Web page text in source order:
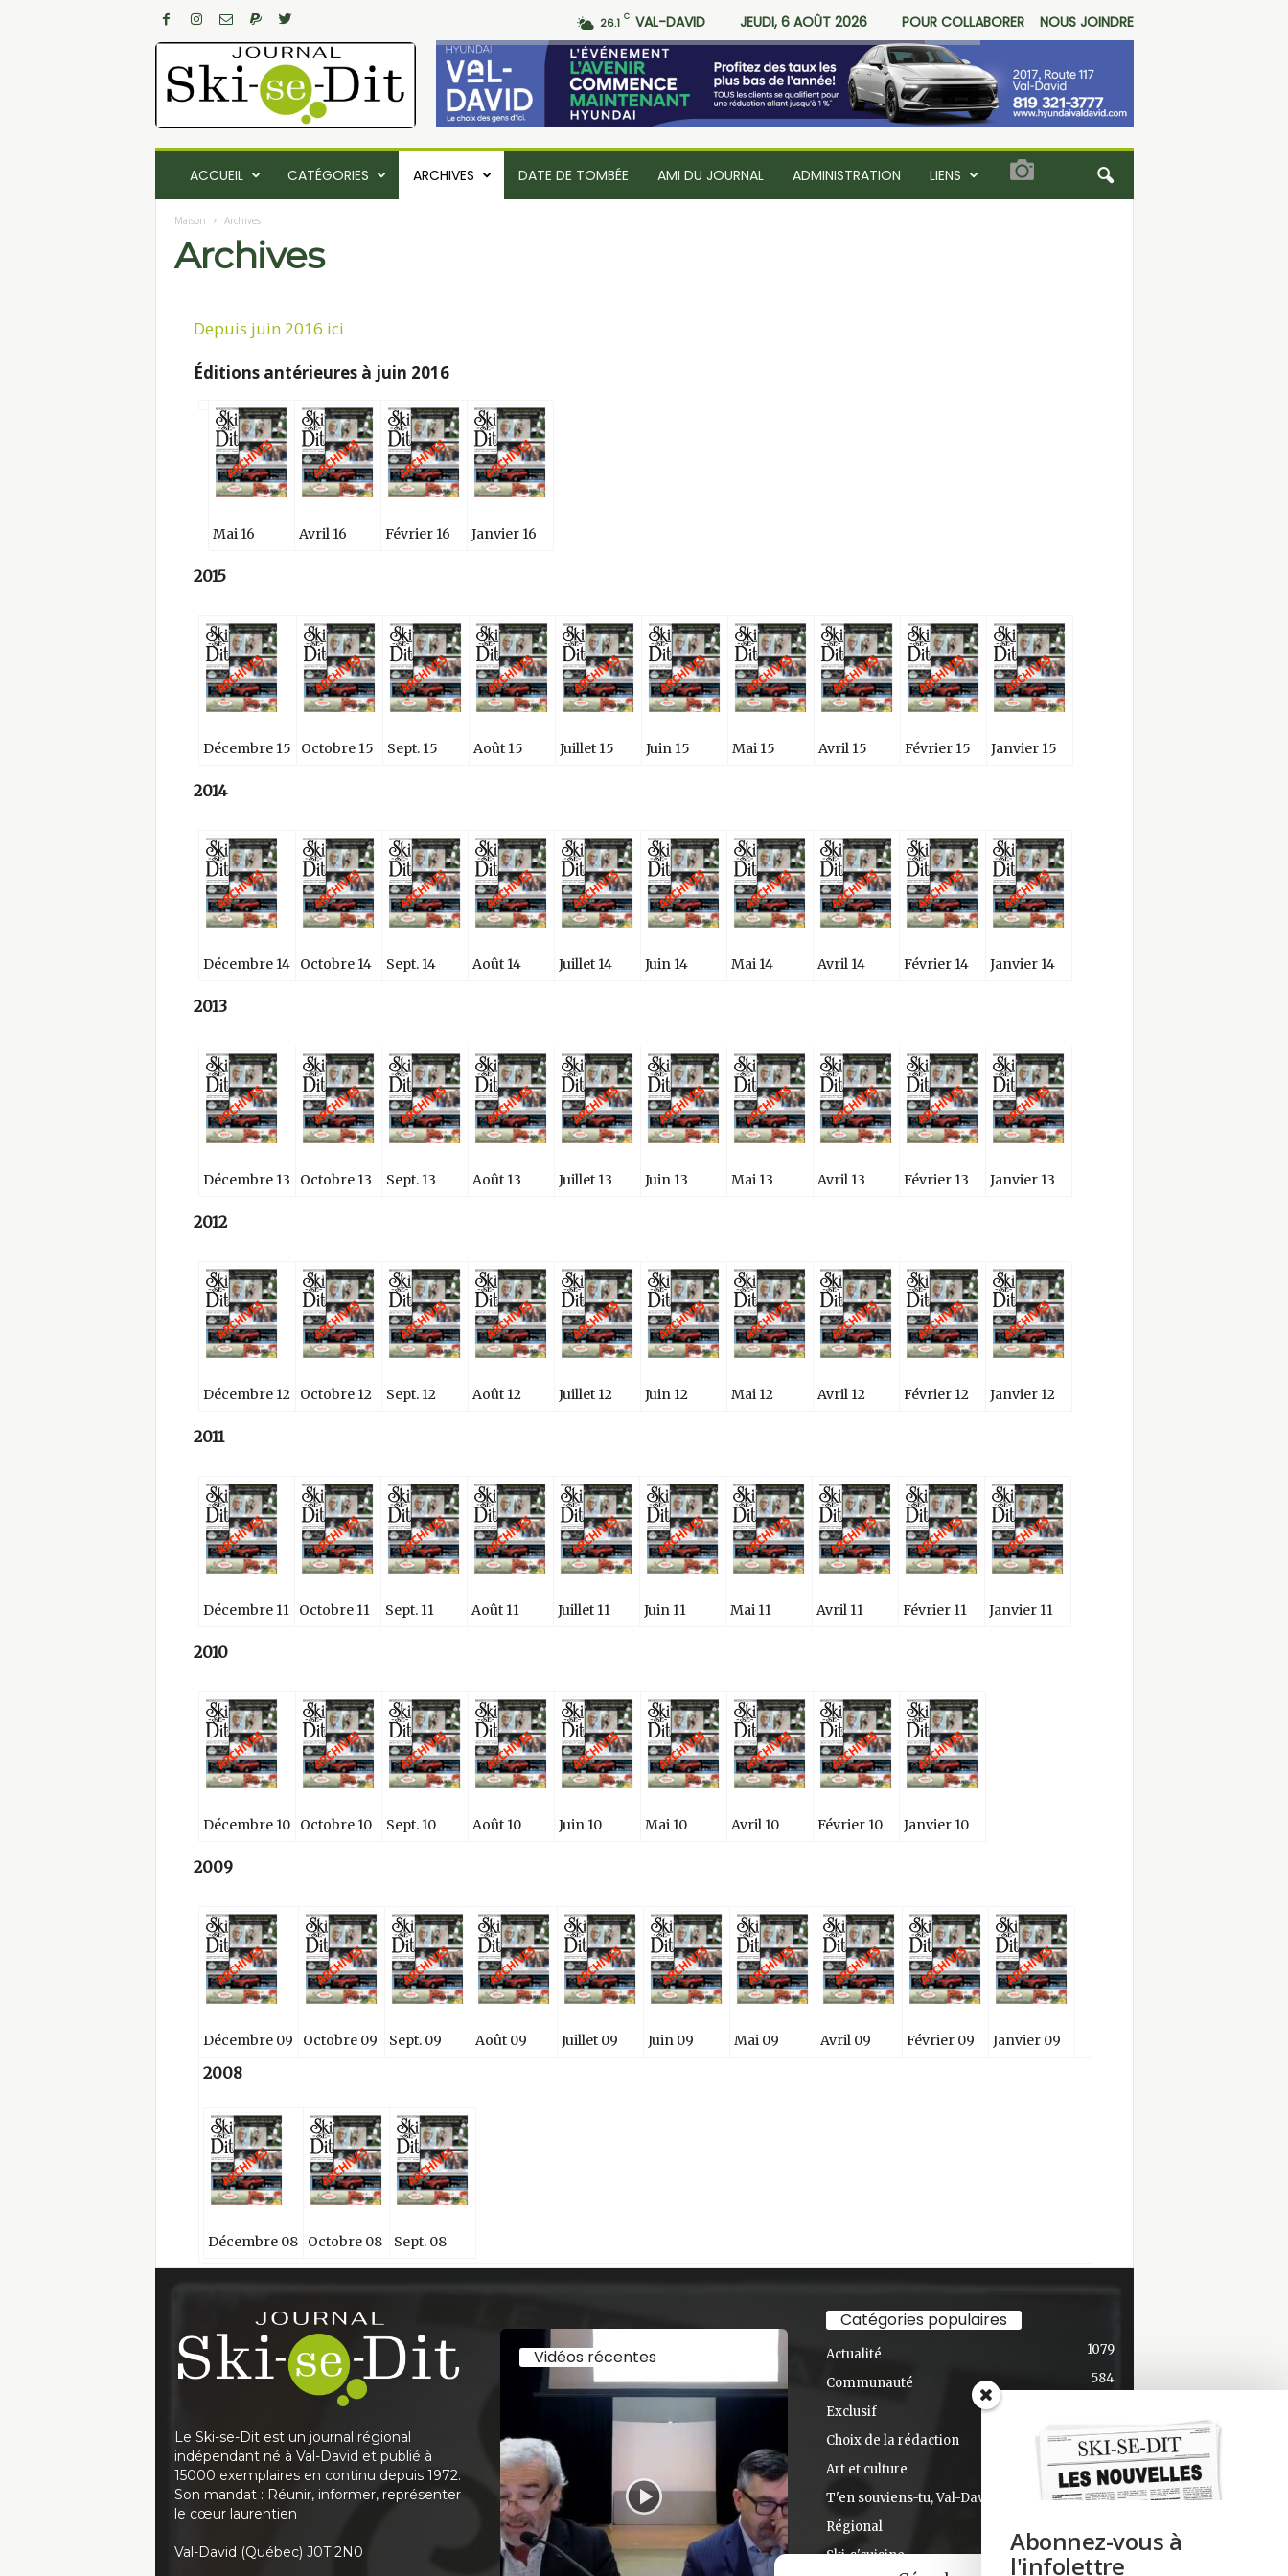
26.1 C VAL-DAVID JEUDI, 6 AOÛT 2026 POUR COLLABORER
NOUS JOINDRE
L
u
r
a
ACCUEIL CATÉGORIES ARCHIVES DATE DE TOMBÉE AMI DU JOURNAL ADMINISTRATION LIENS
Maison Archives
Archives
Depuis juin 2016 ici
Éditions antérieures à juin 2016
Mai 16 Avril 16 Février 16 Janvier 16
2015
Décembre 15 Octobre 15 Sept. 15 Août 15 Juillet 15 Juin 15 Mai 15 Avril 15 Février 15 Janvier 15
2014
Décembre 14 Octobre 14 Sept. 14 Août 14 Juillet 14 Juin 14 Mai 14 Avril 14 Février 14 Janvier 14
2013
Décembre 13 Octobre 13 Sept. 13 Août 13 Juillet 13 Juin 13 Mai 13 Avril 13 Février 13 Janvier 13
2012
Décembre 12 Octobre 12 Sept. 12 Août 12 Juillet 12 Juin 12 Mai 12 Avril 12 Février 12 Janvier 12
2011
Décembre 11 Octobre 11 Sept. 11 Août 11 Juillet 11 Juin 11 Mai 11 Avril 11 Février 11 Janvier 11
2010
Décembre 10 Octobre 10 Sept. 10 Août 10 Juin 10 Mai 10 Avril 10 Février 10 Janvier 10
2009
Décembre 09 Octobre 09 Sept. 09 Août 09 Juillet 09 Juin 09 Mai 09 Avril 09 Février 09 Janvier 09
2008
Décembre 08 Octobre 08 Sept. 08
Le Ski-se-Dit est un journal régional
indépendant né à Val-David et publié à
15000 exemplaires en continu depuis 1972.
Son mandat : Réunir, informer, représenter
le cœur laurentien
Val-David (Québec) J0T 2N0
Vidéos récentes
Catégories populaires
Actualité 1079
Communauté 584
Exclusif
Choix de la rédaction 348
Art et culture 275
T'en souviens-tu, Val-David? 191
Régional
Ski-s'cuisine 124
Abonnez-vous à
l'infolettre